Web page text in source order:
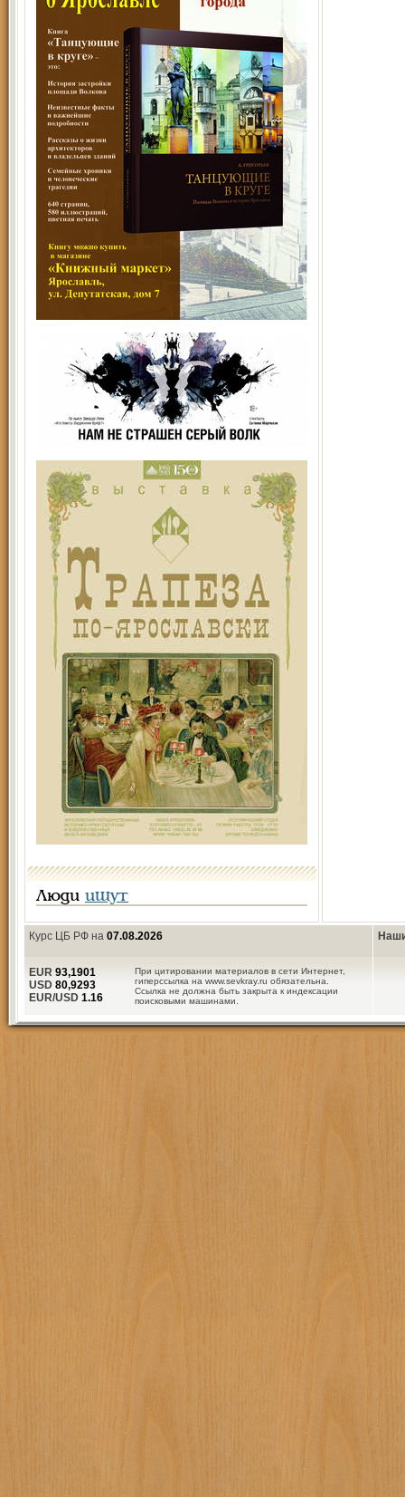
Люди ищут
Курс ЦБ РФ на 07.08.2026
При цитировании материалов в сети Интернет,
гиперссылка на www.sevkray.ru обязательна.
Ссылка не должна быть закрыта к индексации
поисковыми машинами.
EUR 93,1901
USD 80,9293
EUR/USD 1.16